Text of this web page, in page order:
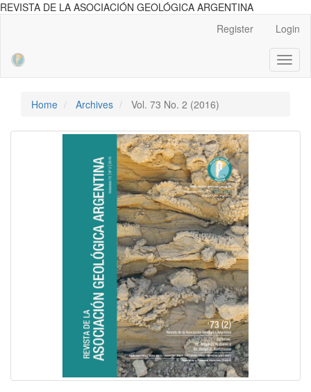
REVISTA DE LA ASOCIACIÓN GEOLÓGICA ARGENTINA
Sidebar
Register Login
Home Archives Vol. 73 No. 2 (2016)